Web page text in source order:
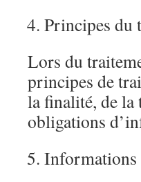
Principes du
Lors du
principes de
la finalité, de la
obligations
Informations